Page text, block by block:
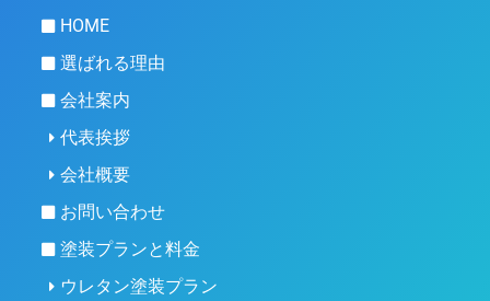
HOME
選ばれる理由
会社案内
代表挨拶
会社概要
お問い合わせ
塗装プランと料金
ウレタン塗装プラン